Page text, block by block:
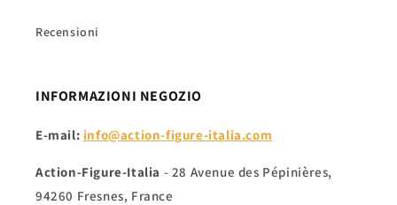
Recensioni
INFORMAZIONI NEGOZIO
E-mail: info@action-figure-italia.com
Action-Figure-Italia - 28 Avenue des Pépinières,
94260 Fresnes, France